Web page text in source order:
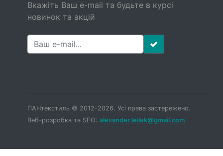
Вкажіть Ваш e-mail та будьте в курсі
новинок та акцій
ПАНтекстиль © 2012-2026. Усі права застережено.
Веб-розробка та SEO: alexander.leilek@gmail.com